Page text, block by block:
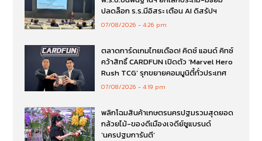
ปลดล็อก ร.ร.มีอิสระ เตือน AI ดิสรัปฯ
07/08/2026 4:26 pm
ตลาดการ์ดเกมไทยเดือด! คิดซ์ แอนด์ คิทซ์
คว้าสิทธิ์ CARDFUN เปิดตัว ‘Marvel Hero
Rush TCG’ รุกขยายคอมมูนิตี้ทั่วประเทศ
07/08/2026 4:19 pm
พลิกโฉมสินค้าเกษตรนครปฐมรวมสุดยอด
กล้วยไม้-ของดีเมืองเจดีย์ชูแบรนด์
‘นครปฐมการันตี’